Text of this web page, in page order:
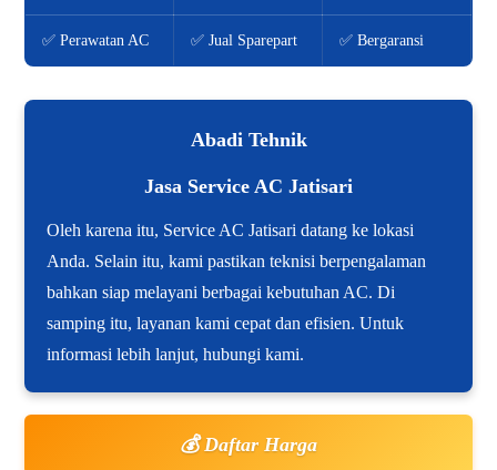
✅ Perawatan AC ✅ Jual Sparepart ✅ Bergaransi
Abadi Tehnik
Jasa Service AC Jatisari
Oleh karena itu, Service AC Jatisari datang ke lokasi
Anda. Selain itu, kami pastikan teknisi berpengalaman
bahkan siap melayani berbagai kebutuhan AC. Di
samping itu, layanan kami cepat dan efisien. Untuk
informasi lebih lanjut, hubungi kami.
💰 Daftar Harga